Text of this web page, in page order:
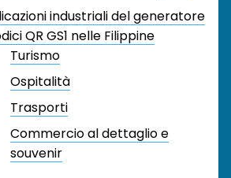
industriali del generatore
QR GS1 nelle Filippine
Turismo
Ospitalità
Trasporti
Commercio al dettaglio e
souvenir